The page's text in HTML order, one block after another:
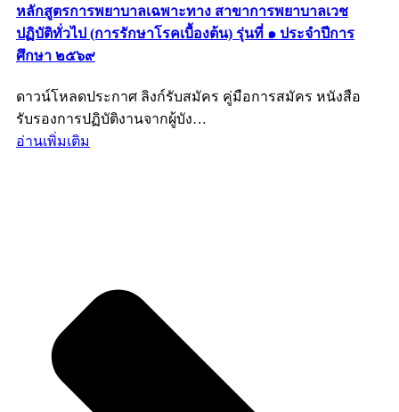
หลักสูตรการพยาบาลเฉพาะทาง สาขาการพยาบาลเวช
ปฏิบัติทั่วไป (การรักษาโรคเบื้องต้น) รุ่นที่ ๑ ประจำปีการ
ศึกษา ๒๕๖๙
ดาวน์โหลดประกาศ ลิงก์รับสมัคร คู่มือการสมัคร หนังสือ
รับรองการปฏิบัติงานจากผู้บัง…
อ่านเพิ่มเติม